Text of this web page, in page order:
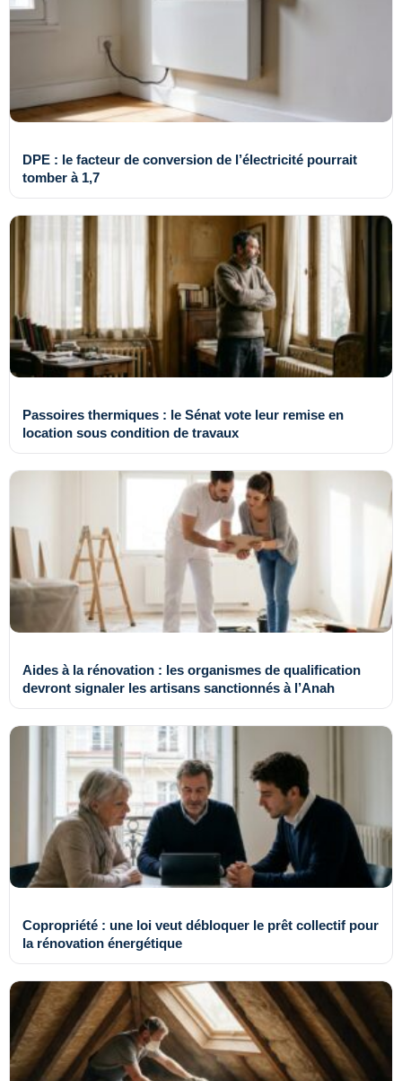
DPE : le facteur de conversion de l’électricité pourrait
tomber à 1,7
Passoires thermiques : le Sénat vote leur remise en
location sous condition de travaux
Aides à la rénovation : les organismes de qualification
devront signaler les artisans sanctionnés à l’Anah
Copropriété : une loi veut débloquer le prêt collectif pour
la rénovation énergétique